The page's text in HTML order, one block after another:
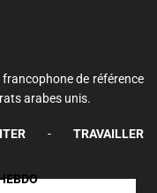
de référence
arabes unis.
- TRAVAILLER